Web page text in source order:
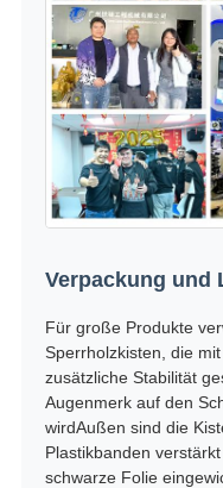
Verpackung und
Für große Produkte
Sperrholzkisten, die
zusätzliche Stabilität
Augenmerk auf den
wirdAußen sind die
Plastikbanden
schwarze Folie